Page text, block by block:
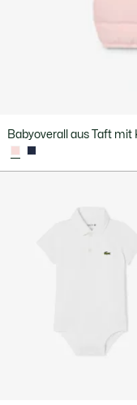
Babyoverall aus Taft mit